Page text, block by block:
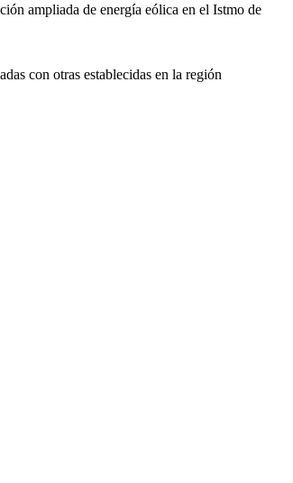
ampliada de energía eólica en el Istmo de
con otras establecidas en la región